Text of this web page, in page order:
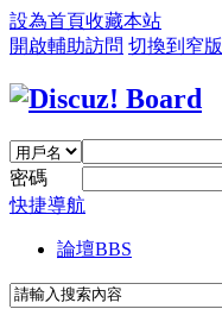
設為首頁收藏本站
開啟輔助訪問 切換到窄版
密碼
快捷導航
論壇BBS